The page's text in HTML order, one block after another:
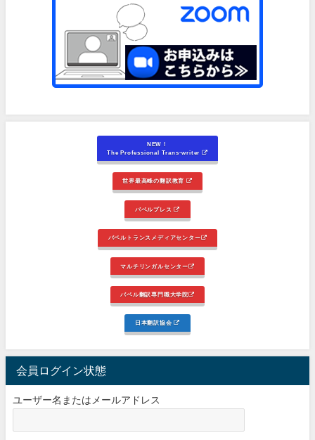
NEW！
The Professional Trans-writer
世界最高峰の翻訳教育
バベルプレス
バベルトランスメディアセンター
マルチリンガルセンター
バベル翻訳専門職大学院
日本翻訳協会
会員ログイン状態
ユーザー名またはメールアドレス